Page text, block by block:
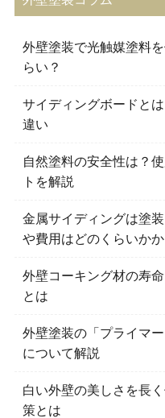
外壁塗装で光触媒塗料
らい？
サイディングボードと
違い
自然塗料の安全性は？
トを解説
金属サイディングは塗
や費用はどのくらいかか
外壁コーキング材の寿
とは
外壁塗装の「プライマ
について解説
白い外壁の美しさを長
策とは